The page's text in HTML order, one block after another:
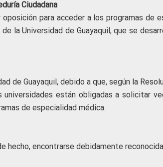
Ciudadana
para acceder a los programas de
la Universidad de Guayaquil, que se
de Guayaquil, debido a que, según la
universidades están obligadas a solicitar
de especialidad médica.
hecho, encontrarse debidamente